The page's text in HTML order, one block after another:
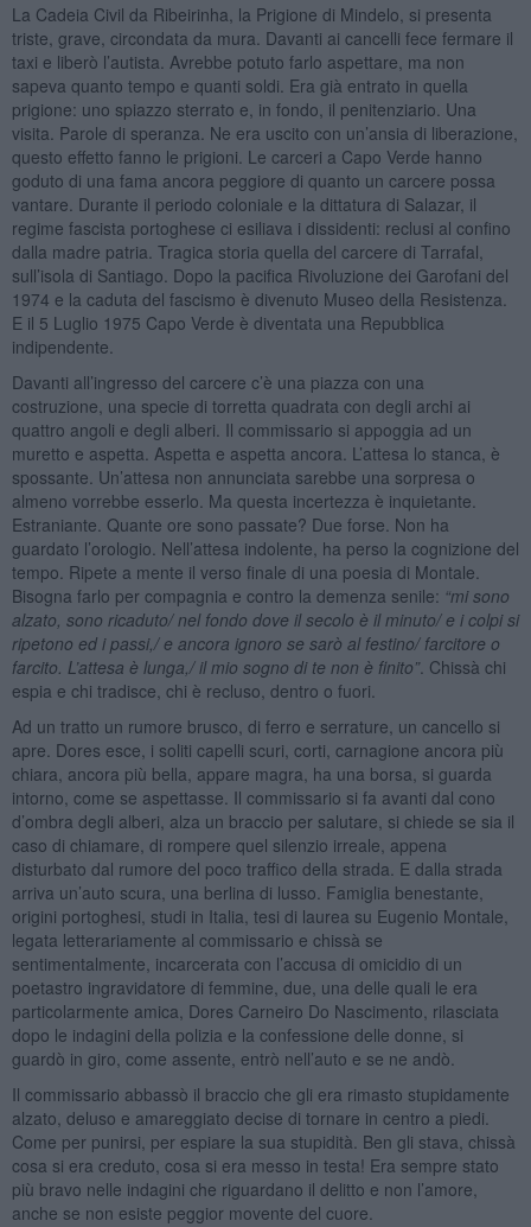
La Cadeia Civil da Ribeirinha, la Prigione di Mindelo, si presenta
triste, grave, circondata da mura. Davanti ai cancelli fece fermare il
taxi e liberò l’autista. Avrebbe potuto farlo aspettare, ma non
sapeva quanto tempo e quanti soldi. Era già entrato in quella
prigione: uno spiazzo sterrato e, in fondo, il penitenziario. Una
visita. Parole di speranza. Ne era uscito con un’ansia di liberazione,
questo effetto fanno le prigioni. Le carceri a Capo Verde hanno
goduto di una fama ancora peggiore di quanto un carcere possa
vantare. Durante il periodo coloniale e la dittatura di Salazar, il
regime fascista portoghese ci esiliava i dissidenti: reclusi al confino
dalla madre patria. Tragica storia quella del carcere di Tarrafal,
sull’isola di Santiago. Dopo la pacifica Rivoluzione dei Garofani del
1974 e la caduta del fascismo è divenuto Museo della Resistenza.
E il 5 Luglio 1975 Capo Verde è diventata una Repubblica
indipendente.
Davanti all’ingresso del carcere c’è una piazza con una
costruzione, una specie di torretta quadrata con degli archi ai
quattro angoli e degli alberi. Il commissario si appoggia ad un
muretto e aspetta. Aspetta e aspetta ancora. L’attesa lo stanca, è
spossante. Un’attesa non annunciata sarebbe una sorpresa o
almeno vorrebbe esserlo. Ma questa incertezza è inquietante.
Estraniante. Quante ore sono passate? Due forse. Non ha
guardato l’orologio. Nell’attesa indolente, ha perso la cognizione del
tempo. Ripete a mente il verso finale di una poesia di Montale.
Bisogna farlo per compagnia e contro la demenza senile: “mi sono
alzato, sono ricaduto/ nel fondo dove il secolo è il minuto/ e i colpi si
ripetono ed i passi,/ e ancora ignoro se sarò al festino/ farcitore o
farcito. L ’attesa è lunga,/ il mio sogno di te non è finito”. Chissà chi
espia e chi tradisce, chi è recluso, dentro o fuori.
Ad un tratto un rumore brusco, di ferro e serrature, un cancello si
apre. Dores esce, i soliti capelli scuri, corti, carnagione ancora più
chiara, ancora più bella, appare magra, ha una borsa, si guarda
intorno, come se aspettasse. Il commissario si fa avanti dal cono
d’ombra degli alberi, alza un braccio per salutare, si chiede se sia il
caso di chiamare, di rompere quel silenzio irreale, appena
disturbato dal rumore del poco traffico della strada. E dalla strada
arriva un’auto scura, una berlina di lusso. Famiglia benestante,
origini portoghesi, studi in Italia, tesi di laurea su Eugenio Montale,
legata letterariamente al commissario e chissà se
sentimentalmente, incarcerata con l’accusa di omicidio di un
poetastro ingravidatore di femmine, due, una delle quali le era
particolarmente amica, Dores Carneiro Do Nascimento, rilasciata
dopo le indagini della polizia e la confessione delle donne, si
guardò in giro, come assente, entrò nell’auto e se ne andò.
Il commissario abbassò il braccio che gli era rimasto stupidamente
alzato, deluso e amareggiato decise di tornare in centro a piedi.
Come per punirsi, per espiare la sua stupidità. Ben gli stava, chissà
cosa si era creduto, cosa si era messo in testa! Era sempre stato
più bravo nelle indagini che riguardano il delitto e non l’amore,
anche se non esiste peggior movente del cuore.